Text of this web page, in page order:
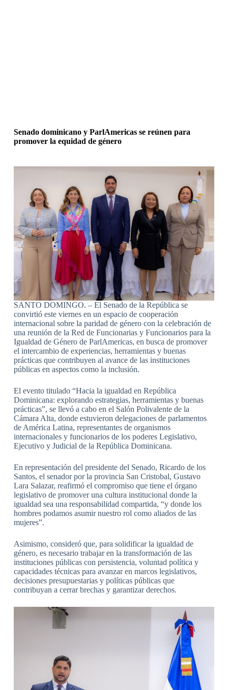
Senado dominicano y ParlAmericas se reúnen para
promover la equidad de género
SANTO DOMINGO. – El Senado de la República se
convirtió este viernes en un espacio de cooperación
internacional sobre la paridad de género con la celebración de
una reunión de la Red de Funcionarias y Funcionarios para la
Igualdad de Género de ParlAmericas, en busca de promover
el intercambio de experiencias, herramientas y buenas
prácticas que contribuyen al avance de las instituciones
públicas en aspectos como la inclusión.
El evento titulado “Hacia la igualdad en República
Dominicana: explorando estrategias, herramientas y buenas
prácticas”, se llevó a cabo en el Salón Polivalente de la
Cámara Alta, donde estuvieron delegaciones de parlamentos
de América Latina, representantes de organismos
internacionales y funcionarios de los poderes Legislativo,
Ejecutivo y Judicial de la República Dominicana.
En representación del presidente del Senado, Ricardo de los
Santos, el senador por la provincia San Cristobal, Gustavo
Lara Salazar, reafirmó el compromiso que tiene el órgano
legislativo de promover una cultura institucional donde la
igualdad sea una responsabilidad compartida, “y donde los
hombres podamos asumir nuestro rol como aliados de las
mujeres”.
Asimismo, consideró que, para solidificar la igualdad de
género, es necesario trabajar en la transformación de las
instituciones públicas con persistencia, voluntad política y
capacidades técnicas para avanzar en marcos legislativos,
decisiones presupuestarias y políticas públicas que
contribuyan a cerrar brechas y garantizar derechos.